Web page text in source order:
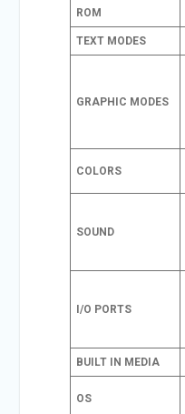
ROM
TEXT MODES
GRAPHIC MODES
COLORS
SOUND
I/O PORTS
BUILT IN MEDIA
OS